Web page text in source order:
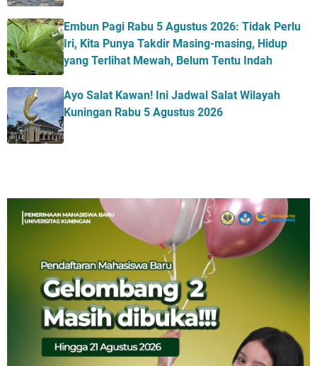
Embun Pagi Rabu 5 Agustus 2026: Tidak Perlu
Iri, Kita Punya Takdir Masing-masing, Hidup
yang Terlihat Mewah, Belum Tentu Indah
Ayo Salat Kawan! Ini Jadwal Salat Wilayah
Kuningan Rabu 5 Agustus 2026